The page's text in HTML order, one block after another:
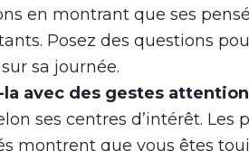
en montrant que ses
Posez des questions
sa journée.
la avec des gestes
ses centres d’intérêt. Les
montrent que vous êtes